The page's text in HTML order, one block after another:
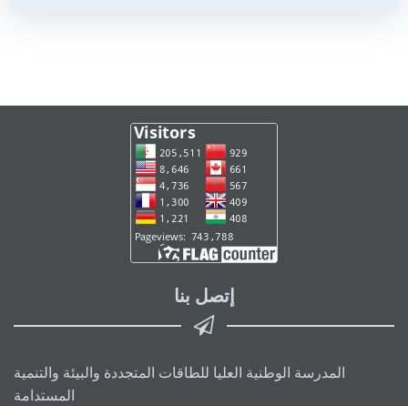
إتصل بنا
المدرسة الوطنية العليا للطاقات المتجددة والبيئة والتنمية
المستدامة